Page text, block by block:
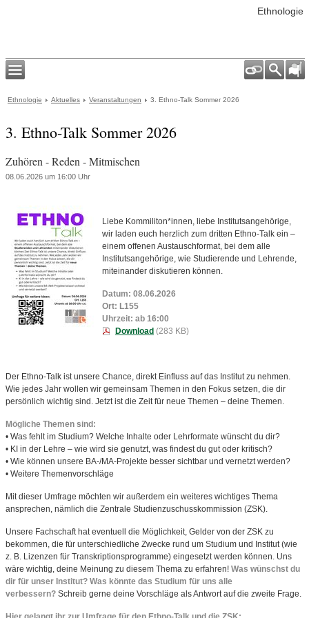
Ethnologie
Ethnologie Aktuelles Veranstaltungen 3. Ethno-Talk Sommer 2026
3. Ethno-Talk Sommer 2026
Zuhören - Reden - Mitmischen
08.06.2026 um 16:00 Uhr
Liebe Kommiliton*innen, liebe Institutsangehörige,
wir laden euch herzlich zum dritten Ethno-Talk ein –
einem offenen Austauschformat, bei dem alle
Institutsangehörige, wie Studierende und Lehrende,
miteinander diskutieren können.
Datum: 08.06.2026
Ort: L155
Uhrzeit: ab 16:00
Download (283 KB)
Der Ethno-Talk ist unsere Chance, direkt Einfluss auf das Institut zu nehmen.
Wie jedes Jahr wollen wir gemeinsam Themen in den Fokus setzen, die dir
persönlich wichtig sind. Jetzt ist die Zeit für neue Themen – deine Themen.
Mögliche Themen sind:
• Was fehlt im Studium? Welche Inhalte oder Lehrformate wünscht du dir?
• KI in der Lehre – wie wird sie genutzt, was findest du gut oder kritisch?
• Wie können unsere BA-/MA-Projekte besser sichtbar und vernetzt werden?
• Weitere Themenvorschläge
Mit dieser Umfrage möchten wir außerdem ein weiteres wichtiges Thema
ansprechen, nämlich die Zentrale Studienzuschusskommission (ZSK).
Unsere Fachschaft hat eventuell die Möglichkeit, Gelder von der ZSK zu
bekommen, die für unterschiedliche Zwecke rund um Studium und Institut (wie
z. B. Lizenzen für Transkriptionsprogramme) eingesetzt werden können. Uns
wäre wichtig, deine Meinung zu diesem Thema zu erfahren! Was wünschst du
dir für unser Institut? Was könnte das Studium für uns alle
verbessern? Schreib gerne deine Vorschläge als Antwort auf die zweite Frage.